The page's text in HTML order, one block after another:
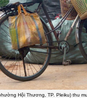
Hội Thương, TP. Pleiku) thu